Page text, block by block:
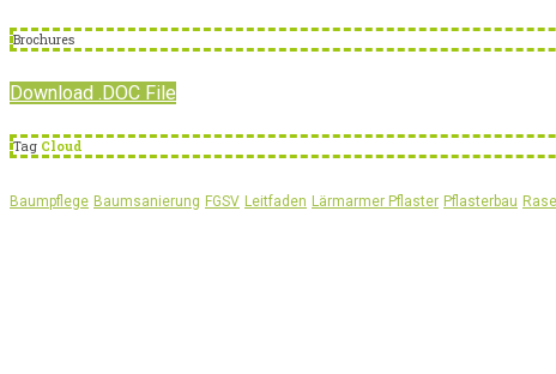
Brochures
Download .DOC File
Tag Cloud
Baumpflege Baumsanierung FGSV Leitfaden Lärmarmer Pflaster Pflasterbau